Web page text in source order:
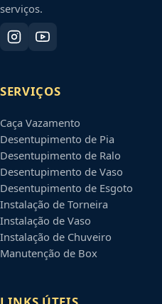
serviços.
SERVIÇOS
Caça Vazamento
Desentupimento de Pia
Desentupimento de Ralo
Desentupimento de Vaso
Desentupimento de Esgoto
Instalação de Torneira
Instalação de Vaso
Instalação de Chuveiro
Manutenção de Box